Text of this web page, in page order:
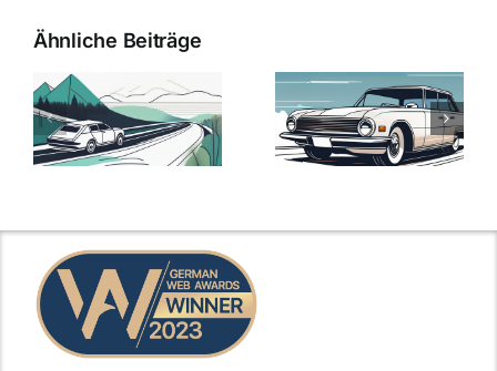
Ähnliche Beiträge
Versicherung:
Günstige Kfz-
Versicherungstarife
mit Top-
Kfz-
Die besten
Angebote im